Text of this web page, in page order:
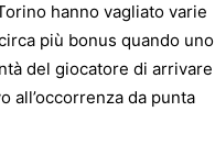
hanno vagliato varie
più bonus quando uno
del giocatore di arrivare
all’occorrenza da punta